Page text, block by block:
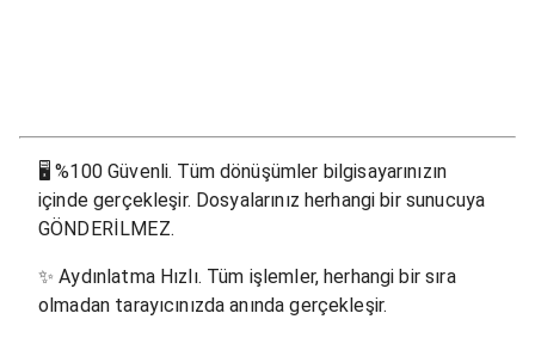
🖥%100 Güvenli. Tüm dönüşümler bilgisayarınızın
içinde gerçekleşir. Dosyalarınız herhangi bir sunucuya
GÖNDERİLMEZ.
✨Aydınlatma Hızlı. Tüm işlemler, herhangi bir sıra
olmadan tarayıcınızda anında gerçekleşir.